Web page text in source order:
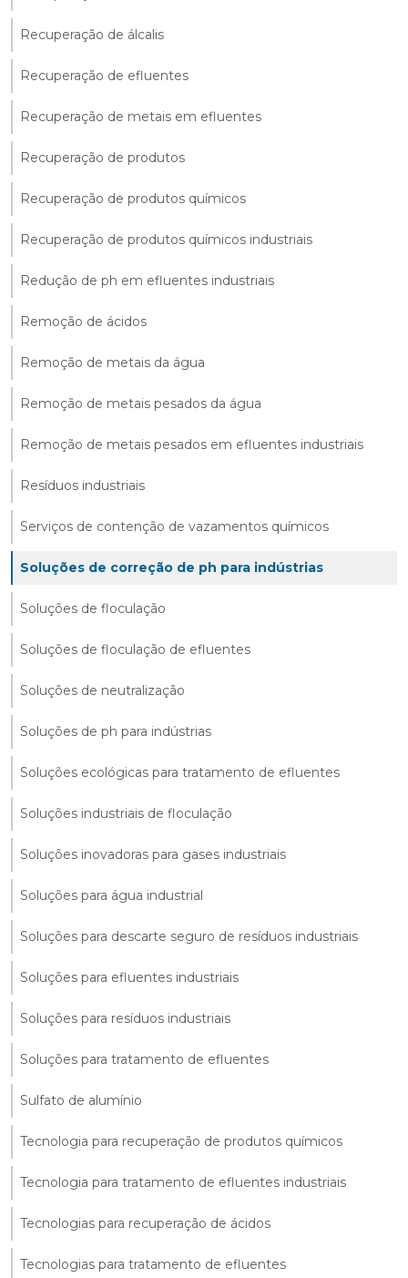
Recuperação de álcalis
Recuperação de efluentes
Recuperação de metais em efluentes
Recuperação de produtos
Recuperação de produtos químicos
Recuperação de produtos químicos industriais
Redução de ph em efluentes industriais
Remoção de ácidos
Remoção de metais da água
Remoção de metais pesados da água
Remoção de metais pesados em efluentes industriais
Resíduos industriais
Serviços de contenção de vazamentos químicos
Soluções de correção de ph para indústrias
Soluções de floculação
Soluções de floculação de efluentes
Soluções de neutralização
Soluções de ph para indústrias
Soluções ecológicas para tratamento de efluentes
Soluções industriais de floculação
Soluções inovadoras para gases industriais
Soluções para água industrial
Soluções para descarte seguro de resíduos industriais
Soluções para efluentes industriais
Soluções para resíduos industriais
Soluções para tratamento de efluentes
Sulfato de alumínio
Tecnologia para recuperação de produtos químicos
Tecnologia para tratamento de efluentes industriais
Tecnologias para recuperação de ácidos
Tecnologias para tratamento de efluentes